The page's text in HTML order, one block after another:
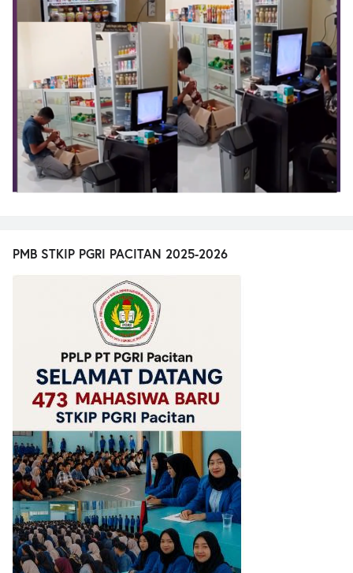
PMB STKIP PGRI PACITAN 2025-2026